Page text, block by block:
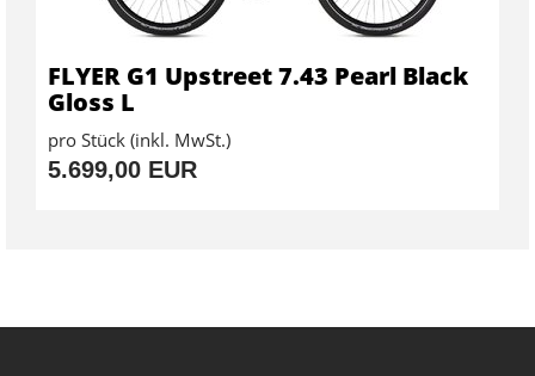
FLYER G1 Upstreet 7.43 Pearl Black
Gloss L
pro Stück (inkl. MwSt.)
5.699,00 EUR